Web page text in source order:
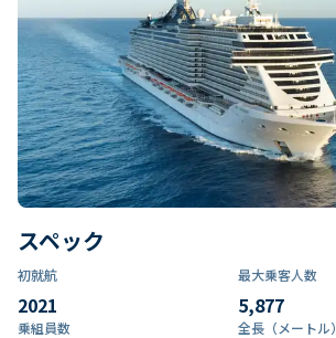
スペック
初就航
2021
最大乗客人数
5,877
乗組員数​ 全長（メートル）